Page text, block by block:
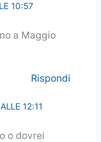
10:57
a Maggio
Rispondi
12:11
o dovrei